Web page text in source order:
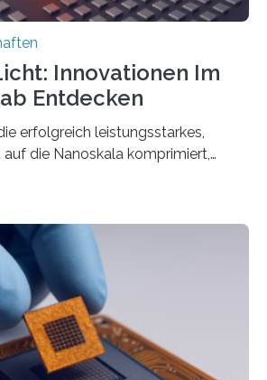
Innovationen Im
Entdecken
erfolgreich leistungsstarkes,
die Nanoskala komprimiert,
Geräten ermöglichen, geleitet von
leistungsstarkes,
die Nanoskala komprimiert,
in der Terahertz-Optik und bei
Geräten ermöglichen, geleitet von
Fritz-Haber-Institut Josh Caldwell,
und Direktor des
für